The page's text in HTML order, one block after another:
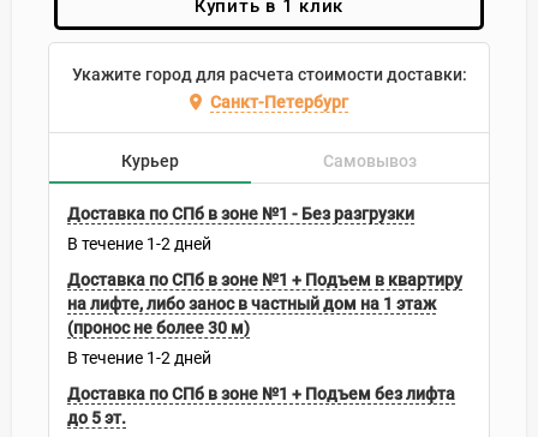
Купить в 1 клик
Укажите город для расчета стоимости доставки:
Санкт-Петербург
Курьер Самовывоз
Доставка по СПб в зоне №1 - Без разгрузки
В течение 1-2 дней
Доставка по СПб в зоне №1 + Подъем в квартиру
на лифте, либо занос в частный дом на 1 этаж
(пронос не более 30 м)
В течение 1-2 дней
Доставка по СПб в зоне №1 + Подъем без лифта
до 5 эт.